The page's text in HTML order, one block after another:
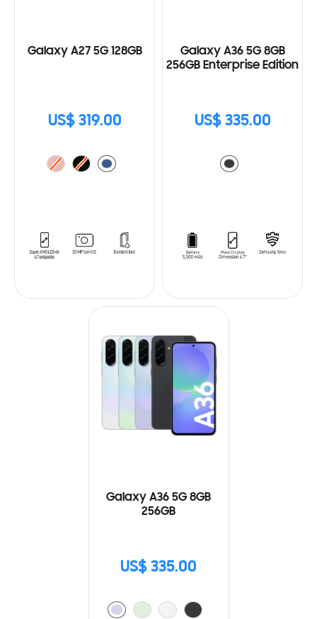
Galaxy A27 5G 128GB
US$ 319.00
Galaxy A36 5G 8GB
256GB Enterprise Edition
US$ 335.00
Galaxy A36 5G 8GB
256GB
US$ 335.00